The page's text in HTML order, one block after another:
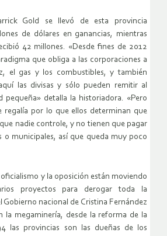
Gold se llevó de esta provincia
de dólares en ganancias, mientras
42 millones. «Desde fines de 2012
que obliga a las corporaciones a
el gas y los combustibles, y también
las divisas y sólo pueden remitir al
pequeña» detalla la historiadora. «Pero
regalía por lo que ellos determinan que
nadie controle, y no tienen que pagar
o municipales, así que queda muy poco
y la oposición están moviendo
proyectos para derogar toda la
Gobierno nacional de Cristina Fernández
la megaminería, desde la reforma de la
las provincias son las dueñas de los